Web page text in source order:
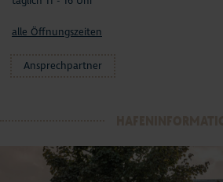
alle Öffnungszeiten
Ansprechpartner